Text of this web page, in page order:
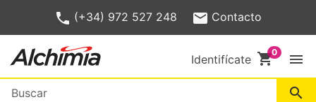
(+34) 972 527 248 Contacto
Identifícate shopping_cart menu
search